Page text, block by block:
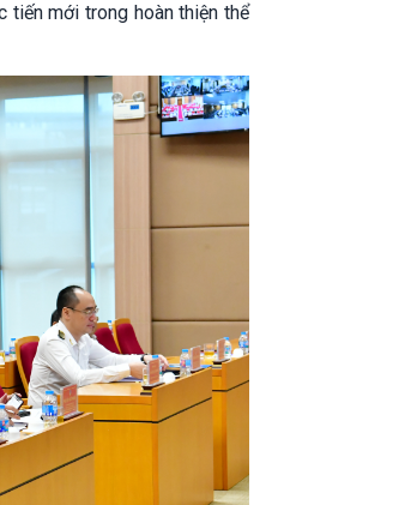
tiến mới trong hoàn thiện thể